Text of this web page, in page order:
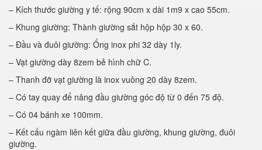
– Kích thước giường y tế: rộng 90cm x dài 1m9 x cao 55cm.
– Khung giường: Thành giường sắt hộp hộp 30 x 60.
– Đầu và đuôi giường: Ống inox phi 32 dày 1ly.
– Vạt giường dày 8zem bẻ hình chữ C.
– Thanh đỡ vạt giường là inox vuông 20 dày 8zem.
– Có tay quay để nâng đầu giường góc độ từ 0 đến 75 độ.
– Có 04 bánh xe 100mm.
– Kết cấu ngàm liên kết giữa đầu giường, khung giường, đuôi
giường.